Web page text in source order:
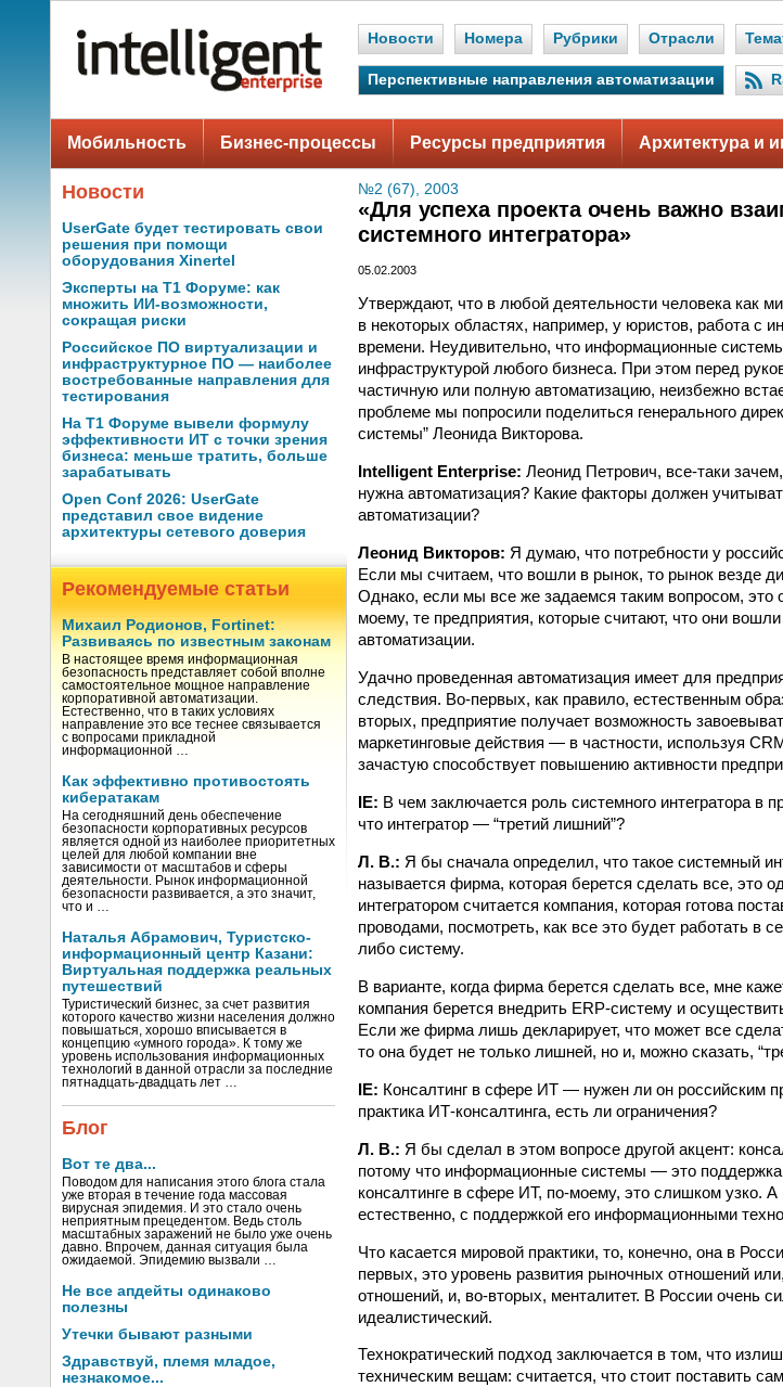
Новости Номера Рубрики Отрасли
Перспективные направления автоматизации
Мобильность Бизнес-процессы Ресурсы предприятия Архитектура и
Новости
UserGate будет тестировать свои
решения при помощи
оборудования Xinertel
Эксперты на Т1 Форуме: как
множить ИИ-возможности,
сокращая риски
Российское ПО виртуализации и
инфраструктурное ПО — наиболее
востребованные направления для
тестирования
На Т1 Форуме вывели формулу
эффективности ИТ с точки зрения
бизнеса: меньше тратить, больше
зарабатывать
Open Conf 2026: UserGate
представил свое видение
архитектуры сетевого доверия
Рекомендуемые статьи
Михаил Родионов, Fortinet:
Развиваясь по известным законам
В настоящее время информационная
безопасность представляет собой вполне
самостоятельное мощное направление
корпоративной автоматизации.
Естественно, что в таких условиях
направление это все теснее связывается
с вопросами прикладной
информационной …
Как эффективно противостоять
кибератакам
На сегодняшний день обеспечение
безопасности корпоративных ресурсов
является одной из наиболее приоритетных
целей для любой компании вне
зависимости от масштабов и сферы
деятельности. Рынок информационной
безопасности развивается, а это значит,
что и …
Наталья Абрамович, Туристско-
информационный центр Казани:
Виртуальная поддержка реальных
путешествий
Туристический бизнес, за счет развития
которого качество жизни населения должно
повышаться, хорошо вписывается в
концепцию «умного города». К тому же
уровень использования информационных
технологий в данной отрасли за последние
пятнадцать-двадцать лет …
Блог
Вот те два...
Поводом для написания этого блога стала
уже вторая в течение года массовая
вирусная эпидемия. И это стало очень
неприятным прецедентом. Ведь столь
масштабных заражений не было уже очень
давно. Впрочем, данная ситуация была
ожидаемой. Эпидемию вызвали …
Не все апдейты одинаково
полезны
Утечки бывают разными
Здравствуй, племя младое,
незнакомое...
№2 (67), 2003
«Для успеха проекта очень важно
системного интегратора»
05.02.2003
Утверждают, что в любой деятельности человека как
в некоторых областях, например, у юристов, работа с
времени. Неудивительно, что информационные
инфраструктурой любого бизнеса. При этом перед
частичную или полную автоматизацию, неизбежно
проблеме мы попросили поделиться генерального
системы” Леонида Викторова.
Intelligent Enterprise: Леонид Петрович, все-таки
нужна автоматизация? Какие факторы должен
автоматизации?
Леонид Викторов: Я думаю, что потребности у
Если мы считаем, что вошли в рынок, то рынок везде
Однако, если мы все же задаемся таким вопросом, это
моему, те предприятия, которые считают, что они
автоматизации.
Удачно проведенная автоматизация имеет для
следствия. Во-первых, как правило, естественным
вторых, предприятие получает возможность
маркетинговые действия — в частности, используя
зачастую способствует повышению активности
IE: В чем заключается роль системного интегратора в
что интегратор — “третий лишний”?
Л. В.: Я бы сначала определил, что такое системный
называется фирма, которая берется сделать все, это
интегратором считается компания, которая готова
проводами, посмотреть, как все это будет работать в
либо систему.
В варианте, когда фирма берется сделать все, мне
компания берется внедрить ERP-систему и
Если же фирма лишь декларирует, что может все
то она будет не только лишней, но и, можно сказать,
IE: Консалтинг в сфере ИТ — нужен ли он российским
практика ИТ-консалтинга, есть ли ограничения?
Л. В.: Я бы сделал в этом вопросе другой акцент:
потому что информационные системы — это
консалтинге в сфере ИТ, по-моему, это слишком узко.
естественно, с поддержкой его информационными
Что касается мировой практики, то, конечно, она в
первых, это уровень развития рыночных отношений
отношений, и, во-вторых, менталитет. В России очень
идеалистический.
Технократический подход заключается в том, что
техническим вещам: считается, что стоит поставить